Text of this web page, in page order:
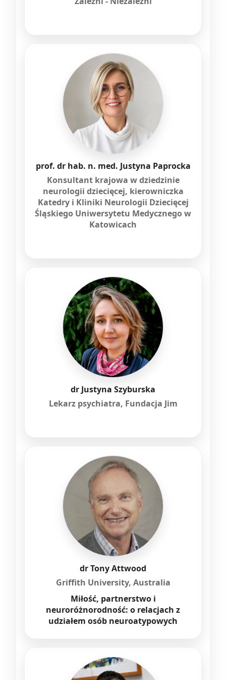
prof. dr hab. n. med. Justyna Paprocka
Konsultant krajowa w dziedzinie
neurologii dziecięcej, kierowniczka
Katedry i Kliniki Neurologii Dziecięcej
Śląskiego Uniwersytetu Medycznego w
Katowicach
dr Justyna Szyburska
Lekarz psychiatra, Fundacja Jim
dr Tony Attwood
Griffith University, Australia
Miłość, partnerstwo i
neuroróżnorodność: o relacjach z
udziałem osób neuroatypowych